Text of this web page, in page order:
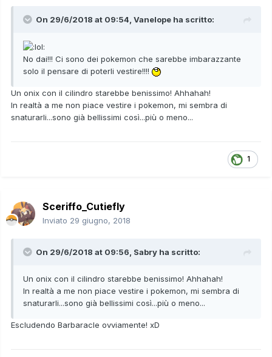
On 29/6/2018 at 09:54, Vanelope ha scritto:
No dai!!! Ci sono dei pokemon che sarebbe imbarazzante
solo il pensare di poterli vestire!!!!
Un onix con il cilindro starebbe benissimo! Ahhahah!
In realtà a me non piace vestire i pokemon, mi sembra di
snaturarli...sono già bellissimi così...più o meno...
1
Sceriffo_Cutiefly
Inviato 29 giugno, 2018
On 29/6/2018 at 09:56, Sabry ha scritto:
Un onix con il cilindro starebbe benissimo! Ahhahah!
In realtà a me non piace vestire i pokemon, mi sembra di
snaturarli...sono già bellissimi così...più o meno...
Escludendo Barbaracle ovviamente! xD